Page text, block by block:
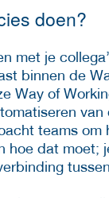
doen?
met je
binnen de
Way of
van
teams om
hoe dat moet;